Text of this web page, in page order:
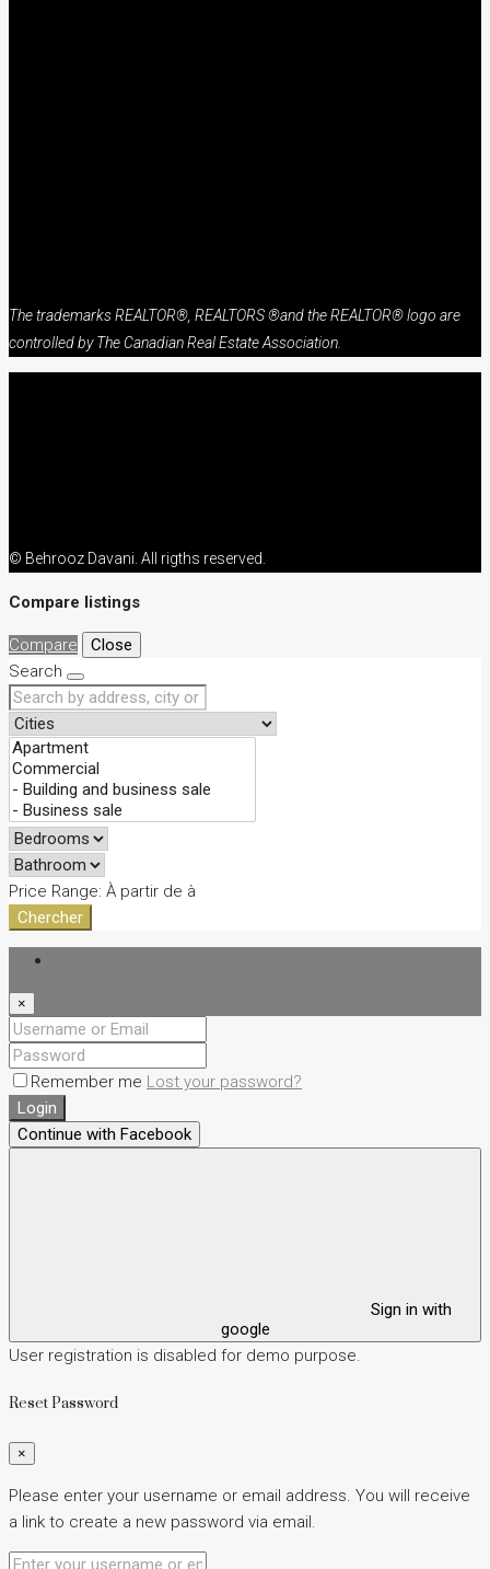
The trademarks REALTOR®, REALTORS ®and the REALTOR® logo are
controlled by The Canadian Real Estate Association.
© Behrooz Davani. All rigths reserved.
Compare listings
Compare
Close
Search
Price Range: À partir de à
Chercher
×
Remember me Lost your password?
Login
Continue with Facebook
Sign in with
google
User registration is disabled for demo purpose.
Reset Password
×
Please enter your username or email address. You will receive
a link to create a new password via email.